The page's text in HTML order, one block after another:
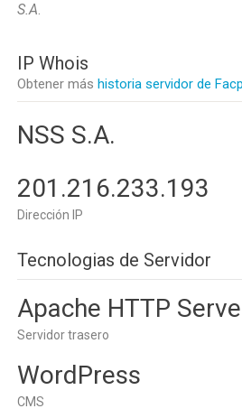
S.A.
IP Whois
Obtener más historia servidor de
NSS S.A.
201.216.233.193
Dirección IP
Tecnologias de Servidor
Apache HTTP
Servidor trasero
WordPress
CMS